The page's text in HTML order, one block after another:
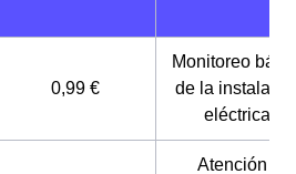
0,99 €
Monitoreo
de la
eléctrica.
Atención y